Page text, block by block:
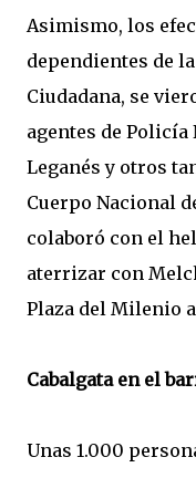
Asimismo, los
dependientes de
Ciudadana, se
agentes de
Leganés y otros
Cuerpo Nacional
colaboró con el
aterrizar con
Plaza del Milenio
Cabalgata en el
Unas 1.000